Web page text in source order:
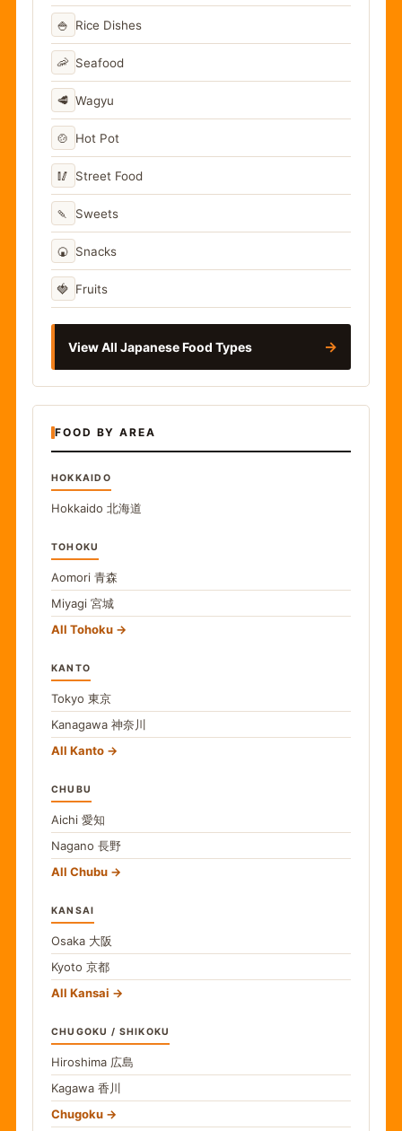
🍚 Rice Dishes
🦐 Seafood
🥩 Wagyu
🍲 Hot Pot
🥢 Street Food
🍡 Sweets
🍘 Snacks
🍓 Fruits
View All Japanese Food Types →
FOOD BY AREA
HOKKAIDO
Hokkaido 北海道
TOHOKU
Aomori 青森
Miyagi 宮城
All Tohoku
KANTO
Tokyo 東京
Kanagawa 神奈川
All Kanto
CHUBU
Aichi 愛知
Nagano 長野
All Chubu
KANSAI
Osaka 大阪
Kyoto 京都
All Kansai
CHUGOKU / SHIKOKU
Hiroshima 広島
Kagawa 香川
Chugoku